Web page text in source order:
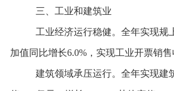
三、工业和建筑业
工业经济运行稳健。 全年实现规
加值同比增长6.0% ，实现工业开票销
建筑领域承压运行。 全年实现建